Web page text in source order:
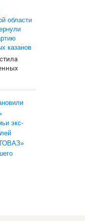
области
казанов
экс-